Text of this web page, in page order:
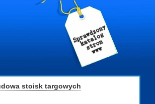
stoisk targowych